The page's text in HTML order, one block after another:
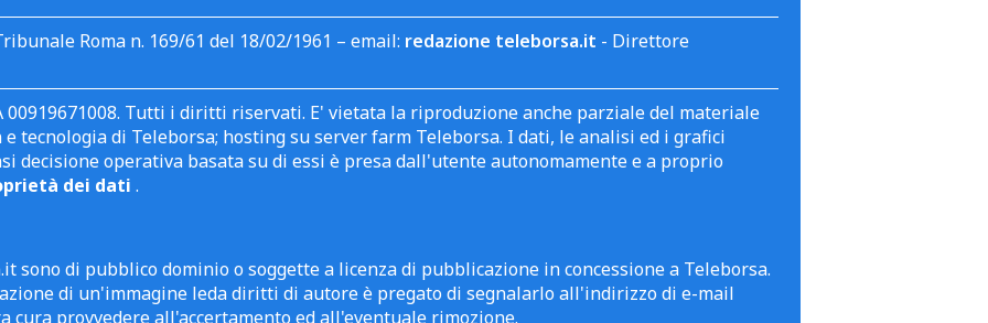
Roma n. 169/61 del 18/02/1961 – email: redazione teleborsa.it - Direttore
00919671008. Tutti i diritti riservati. E' vietata la riproduzione anche parziale del materiale
tecnologia di Teleborsa; hosting su server farm Teleborsa. I dati, le analisi ed i grafici
decisione operativa basata su di essi è presa dall'utente autonomamente e a proprio
dei dati .
sono di pubblico dominio o soggette a licenza di pubblicazione in concessione a Teleborsa.
di un'immagine leda diritti di autore è pregato di segnalarlo all'indirizzo di e-mail
cura provvedere all'accertamento ed all'eventuale rimozione.